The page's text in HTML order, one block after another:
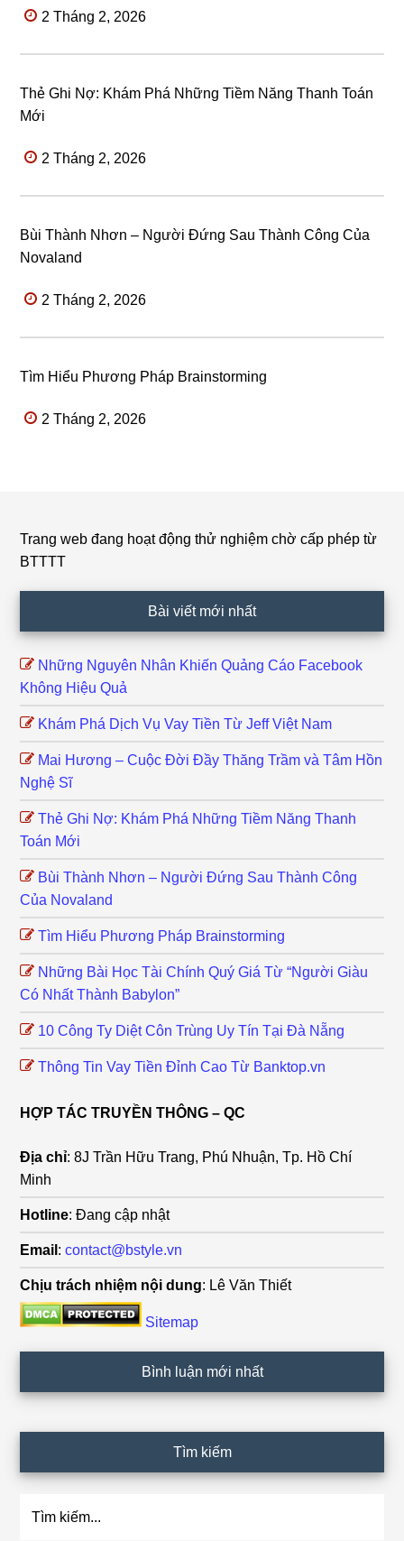
2 Tháng 2, 2026
Thẻ Ghi Nợ: Khám Phá Những Tiềm Năng Thanh Toán
Mới
2 Tháng 2, 2026
Bùi Thành Nhơn – Người Đứng Sau Thành Công Của
Novaland
2 Tháng 2, 2026
Tìm Hiểu Phương Pháp Brainstorming
2 Tháng 2, 2026
Footer
Trang web đang hoạt động thử nghiệm chờ cấp phép từ
BTTTT
Bài viết mới nhất
Những Nguyên Nhân Khiến Quảng Cáo Facebook
Không Hiệu Quả
Khám Phá Dịch Vụ Vay Tiền Từ Jeff Việt Nam
Mai Hương – Cuộc Đời Đầy Thăng Trầm và Tâm Hồn
Nghệ Sĩ
Thẻ Ghi Nợ: Khám Phá Những Tiềm Năng Thanh
Toán Mới
Bùi Thành Nhơn – Người Đứng Sau Thành Công
Của Novaland
Tìm Hiểu Phương Pháp Brainstorming
Những Bài Học Tài Chính Quý Giá Từ “Người Giàu
Có Nhất Thành Babylon”
10 Công Ty Diệt Côn Trùng Uy Tín Tại Đà Nẵng
Thông Tin Vay Tiền Đỉnh Cao Từ Banktop.vn
HỢP TÁC TRUYỀN THÔNG – QC
Địa chỉ: 8J Trần Hữu Trang, Phú Nhuận, Tp. Hồ Chí
Minh
Hotline: Đang cập nhật
Email :contact@bstyle.vn
Chịu trách nhiệm nội dung: Lê Văn Thiết
Sitemap
Bình luận mới nhất
Tìm kiếm